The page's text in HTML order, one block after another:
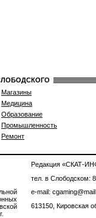
Магазины
Медицина
Образование
Промышленность
Ремонт
Редакция «СКАТ-
тел. в Слободском:
e-mail:
613150, Кировская